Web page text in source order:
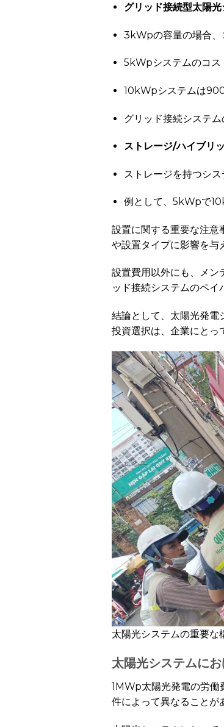
グリッド接続型太陽
3kWpの容量の場合、
5kWpシステムのコ
10kWpシステムは
グリッド接続システ
ストレージ/ハイブリ
ストレージを持つシ
例として、5kWpで
設置に関する重要な注意
や設置タイプに影響を与
設置費用以外にも、メン
ッド接続システムのペイ
結論として、太陽光発電
投資選択は、企業にとっ
太陽光システムの重要な
太陽光システムに
1MWp太陽光発電の労働
件によって異なることが